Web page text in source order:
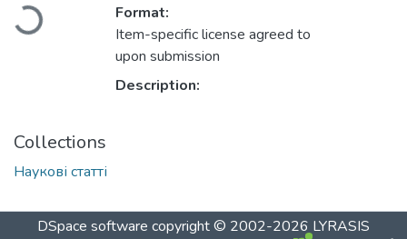
Loading...
Format:
Item-specific license agreed to
upon submission
Description:
Collections
Наукові статті
DSpace software copyright © 2002-2026 LYRASIS